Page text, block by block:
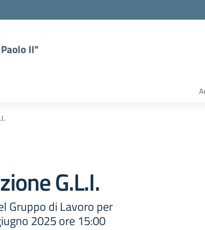
II"
G.L.I.
Gruppo di Lavoro per
2025 ore 15:00